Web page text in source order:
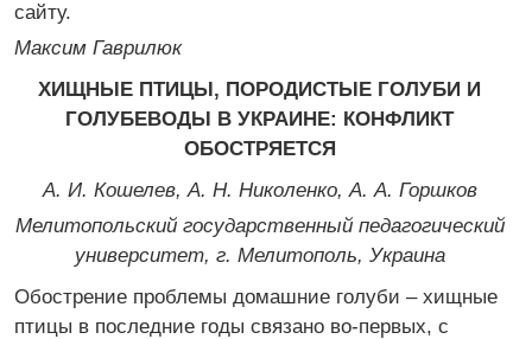
сайту.
Максим Гаврилюк
ХИЩНЫЕ ПТИЦЫ, ПОРОДИСТЫЕ ГОЛУБИ И
ГОЛУБЕВОДЫ В УКРАИНЕ: КОНФЛИКТ
ОБОСТРЯЕТСЯ
А. И. Кошелев, А. Н. Николенко, А. А. Горшков
Мелитопольский государственный педагогический
университет, г. Мелитополь, Украина
Обострение проблемы домашние голуби – хищные
птицы в последние годы связано во-первых, с